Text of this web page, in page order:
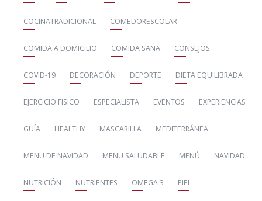
COCINATRADICIONAL COMEDORESCOLAR
COMIDA A DOMICILIO COMIDA SANA CONSEJOS
COVID-19 DECORACIÓN DEPORTE DIETA EQUILIBRADA
EJERCICIO FISICO ESPECIALISTA EVENTOS EXPERIENCIAS
GUÍA HEALTHY MASCARILLA MEDITERRÁNEA
MENU DE NAVIDAD MENU SALUDABLE MENÚ NAVIDAD
NUTRICIÓN NUTRIENTES OMEGA 3 PIEL